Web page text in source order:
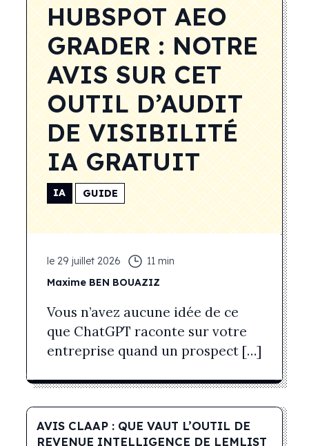
HUBSPOT AEO
GRADER : NOTRE
AVIS SUR CET
OUTIL D’AUDIT
DE VISIBILITÉ
IA GRATUIT
IA GUIDE
le 29 juillet 2026 11 min
Maxime BEN BOUAZIZ
Vous n’avez aucune idée de ce
que ChatGPT raconte sur votre
entreprise quand un prospect […]
AVIS CLAAP : QUE VAUT L’OUTIL DE
REVENUE INTELLIGENCE DE LEMLIST